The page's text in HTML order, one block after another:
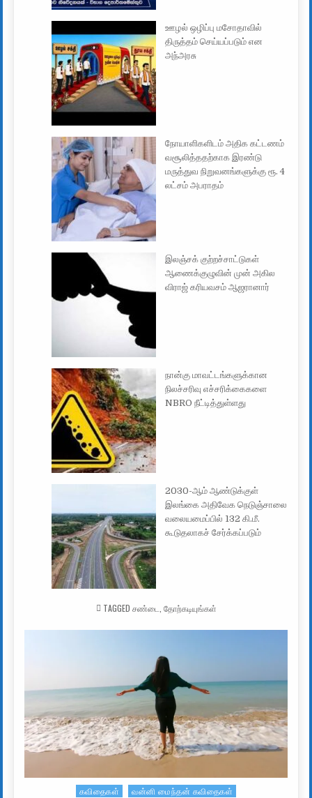
ஊழல் ஒழிப்பு மசோதாவில்
திருத்தம் செய்யப்படும் என
அந்அரசு
நோயாளிகளிடம் அதிக கட்டணம்
வசூலித்ததற்காக இரண்டு
மருத்துவ நிறுவனங்களுக்கு ரூ. 4
லட்சம் அபராதம்
இலஞ்சக் குற்றச்சாட்டுகள்
ஆணைக்குழுவின் முன் அகில
விராஜ் கரியவசம் ஆஜரானார்
நான்கு மாவட்டங்களுக்கான
நிலச்சரிவு எச்சரிக்கைகளை
NBRO நீட்டித்துள்ளது
2030-ஆம் ஆண்டுக்குள்
இலங்கை அதிவேக நெடுஞ்சாலை
வலையமைப்பில் 132 கி.மீ.
கூடுதலாகச் சேர்க்கப்படும்
TAGGED சண்டை தோற்கடியுங்கள்
Posted in
கவிதைகள் வன்னி மைந்தன் கவிதைகள்